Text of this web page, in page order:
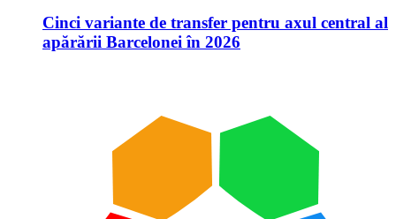
Cinci variante de transfer pentru axul central al
apărării Barcelonei în 2026